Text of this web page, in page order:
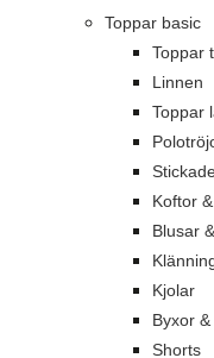
Toppar basic
Toppar
Linnen
Toppar
Koftor
Blusar
Kjolar
Byxor
Shorts